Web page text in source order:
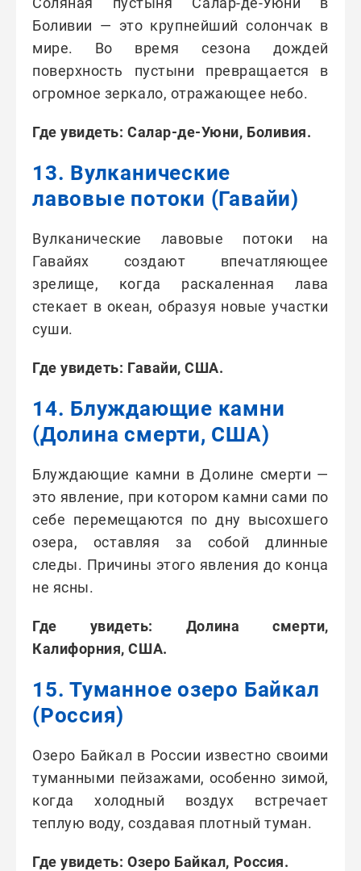
Боливии — это крупнейший солончак в
мире. Во время сезона дождей
поверхность пустыни превращается в
огромное зеркало, отражающее небо.
Где увидеть: Салар-де-Уюни, Боливия.
13. Вулканические
лавовые потоки (Гавайи)
Вулканические лавовые потоки на
Гавайях создают впечатляющее
зрелище, когда раскаленная лава
стекает в океан, образуя новые участки
суши.
Где увидеть: Гавайи, США.
14. Блуждающие камни
(Долина смерти, США)
Блуждающие камни в Долине смерти —
это явление, при котором камни сами по
себе перемещаются по дну высохшего
озера, оставляя за собой длинные
следы. Причины этого явления до конца
не ясны.
Где увидеть: Долина смерти,
Калифорния, США.
15. Туманное озеро Байкал
(Россия)
Озеро Байкал в России известно своими
туманными пейзажами, особенно зимой,
когда холодный воздух встречает
теплую воду, создавая плотный туман.
Где увидеть: Озеро Байкал, Россия.